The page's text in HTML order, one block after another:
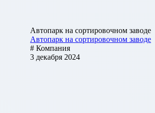
Автопарк на сортировочном заводе
Автопарк на сортировочном заводе
# Компания
3 декабря 2024